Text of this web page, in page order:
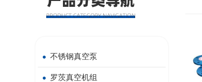
不锈钢真空泵
罗茨真空机组